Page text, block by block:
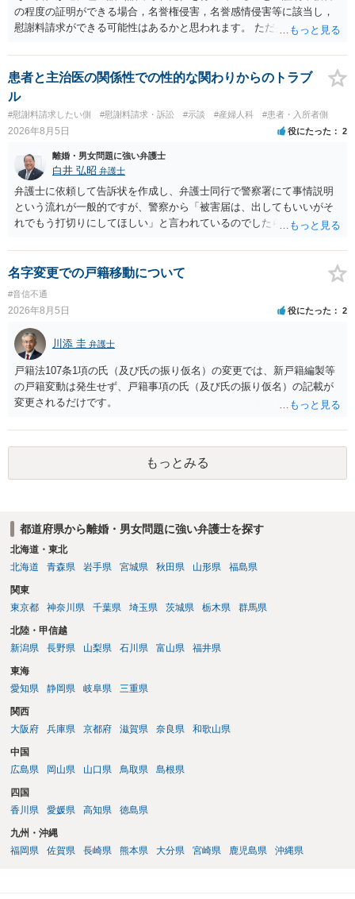
の程度の証明ができる場合，名誉権侵害，名誉感情侵害等に該当し，
慰謝料請求ができる可能性はあるかと思われます。 ただ弁護士費用を
た方が良いでしょう。
患者と主治医の関係性での性的な関わりからのトラブ
ル
#慰謝料請求したい側 #慰謝料請求・訴訟 #示談 #産婦人科 #患者・入所者側
2026年8月5日 役にたった 2
離婚・男女問題に強い弁護士
白井 弘昭 弁護士
弁護士に依頼して告訴状を作成し、弁護士同行で警察署にて事情説明
という流れが一般的ですが、警察から「被害届は、出してもいいがそ
れでもう打切りにしてほしい」と言われているのでしたら、あまり結
検察庁に訴えるのもありかもしれないですが、実際に捜査をするの
は、結局所轄だと思われますので、やはり結論は変わらないかもしれ
ないです。 一度、最寄りの「刑事に強い」とうたっている弁護士に相
談してみてはいかがでしょうか。 以上、ご参考まで。
名字変更での戸籍移動について
#音信不通
2026年8月5日 役にたった 2
川添 圭 弁護士
戸籍法107条1項の氏（及び氏の振り仮名）の変更では、新戸籍編製等
の戸籍変動は発生せず、戸籍事項の氏（及び氏の振り仮名）の記載が
変更されるだけです。
もっとみる
都道府県から離婚・男女問題に強い弁護士を探す
北海道・東北
北海道
青森県 岩手県 宮城県 秋田県 山形県 福島県
関東
東京都
神奈川県 千葉県 埼玉県 茨城県 栃木県 群馬県
北陸・甲信越
新潟県
長野県 山梨県 石川県 富山県 福井県
東海
愛知県
静岡県 岐阜県 三重県
関西
大阪府
兵庫県 京都府 滋賀県 奈良県 和歌山県
中国
広島県
岡山県 山口県 鳥取県 島根県
四国
香川県
愛媛県 高知県 徳島県
九州・沖縄
福岡県
佐賀県 長崎県 熊本県 大分県 宮崎県 鹿児島県 沖縄県